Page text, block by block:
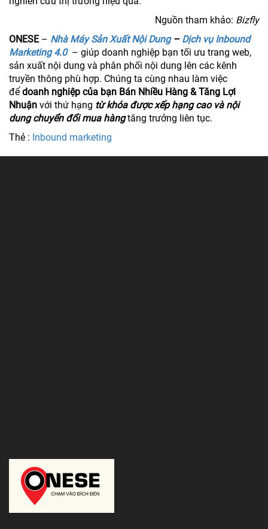
Nguồn tham khảo: Bizfly
ONESE– Nhà Máy Sản Xuất Nội Dung– Dịch vụ Inbound
Marketing 4.0 – giúp doanh nghiệp bạn tối ưu trang web,
sản xuất nội dung và phân phối nội dung lên các kênh
truyền thông phù hợp. Chúng ta cùng nhau làm việc
để doanh nghiệp của bạn Bán Nhiều Hàng & Tăng Lợi
Nhuận với thứ hạng từ khóa được xếp hạng cao và nội
dung chuyển đổi mua hàngtăng trưởng liên tục.
Thẻ : Inbound marketing